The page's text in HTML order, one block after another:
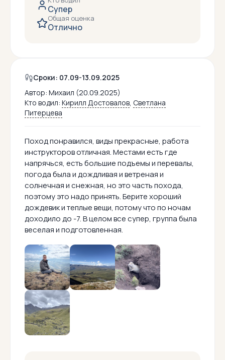
Супер
Общая оценка
Отлично
Сроки: 07.09-13.09.2025
Автор: Михаил (20.09.2025)
Кто водил: Кирилл Достовалов, Светлана
Питерцева
Поход понравился, виды прекрасные, работа
инструкторов отличная. Местами есть где
напрячься, есть большие подъемы и перевалы,
погода была и дождливая и ветреная и
солнечная и снежная, но это часть похода,
поэтому это надо принять. Берите хороший
дождевик и теплые вещи, потому что по ночам
доходило до -7. В целом все супер, группа была
веселая и подготовленная.